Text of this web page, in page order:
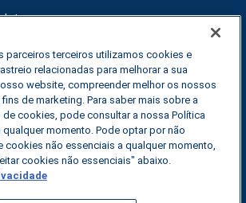
do transporte
parceiros terceiros utilizamos cookies e
relacionadas para melhorar a sua
website, compreender melhor os nossos
de marketing. Para saber mais sobre a
cookies, pode consultar a nossa Política
qualquer momento. Pode optar por não
cookies não essenciais a qualquer momento,
cookies não essenciais" abaixo.